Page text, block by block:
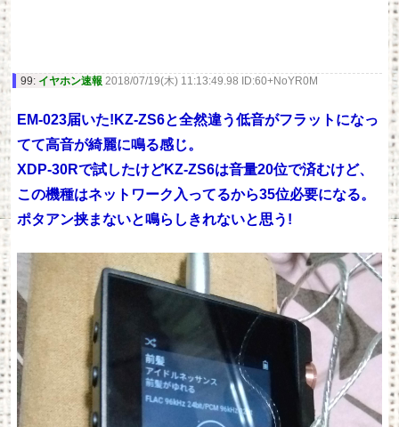
99: イヤホン速報 2018/07/19(木) 11:13:49.98 ID:60+NoYR0M
EM-023届いた!KZ-ZS6と全然違う低音がフラットになっ
てて高音が綺麗に鳴る感じ。
XDP-30Rで試したけどKZ-ZS6は音量20位で済むけど、
この機種はネットワーク入ってるから35位必要になる。
ポタアン挟まないと鳴らしきれないと思う!